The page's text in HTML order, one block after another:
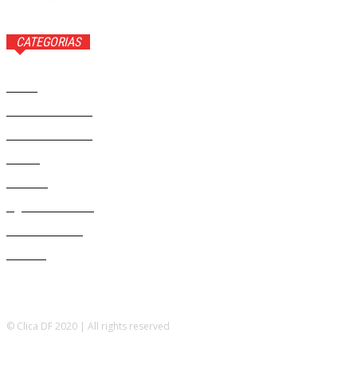
CATEGORIAS
© Clica DF 2020 | All rights reserved